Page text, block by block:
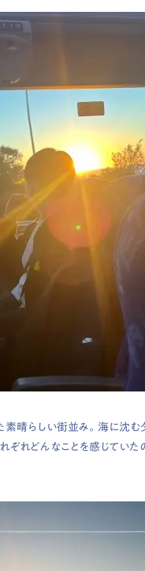
晴らしい街並み。海に沈む
れどんなことを感じていた